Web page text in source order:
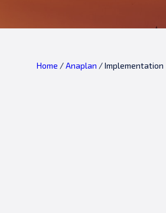
Home /Anaplan /Implementation